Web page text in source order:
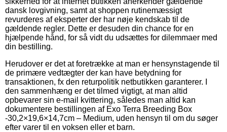
dansk lovgivning, samt at shoppen rutinemæssigt
revurderes af eksperter der har nøje kendskab til de
gældende regler. Dette er desuden din chance for en
hjælpende hånd, for så vidt du udsættes for dilemmaer med
din bestilling.
Herudover er det at foretrække at man er hensynstagende til
de primære vedtægter der kan have betydning for
transaktionen, fx den returpolitik netbutikken garanterer. I
den sammenhæng er det tilmed vigtigt, at man altid
opbevarer sin e-mail kvittering, således man altid kan
dokumentere bestillingen af Exo Terra Breeding Box
-30,2×19,6×14,7cm – Medium, uden hensyn til om du søger
efter varer til en voksen eller et barn.